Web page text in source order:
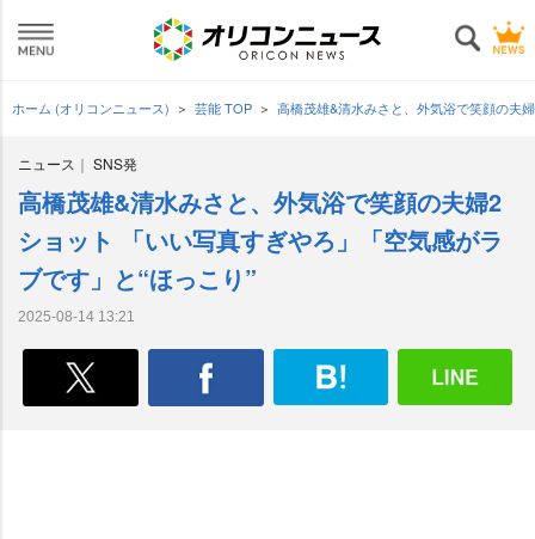
ホーム (オリコンニュース) 芸能 TOP 高橋茂雄&清水みさと、外気浴で笑顔の夫
ニュース SNS発
高橋茂雄&清水みさと、外気浴で笑顔の夫婦2
ショット 「いい写真すぎやろ」「空気感がラ
ブです」と“ほっこり”
2025-08-14 13:21